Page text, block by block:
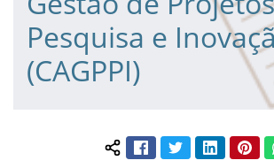
Pesquisa e
(CAGPPI)
Compartilhar conteúdo:
FacebookTwitterLinkedIn